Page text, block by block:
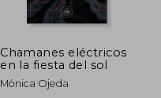
5%
dcto.
Chamanes eléctricos
en la fiesta del sol
Mónica Ojeda